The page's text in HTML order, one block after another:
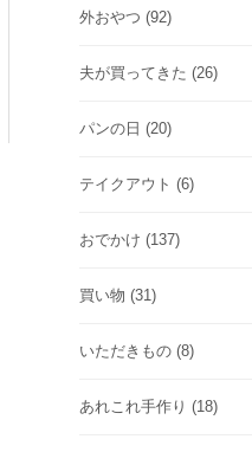
外おやつ (92)
夫が買ってきた (26)
パンの日 (20)
テイクアウト (6)
おでかけ (137)
買い物 (31)
いただきもの (8)
あれこれ手作り (18)